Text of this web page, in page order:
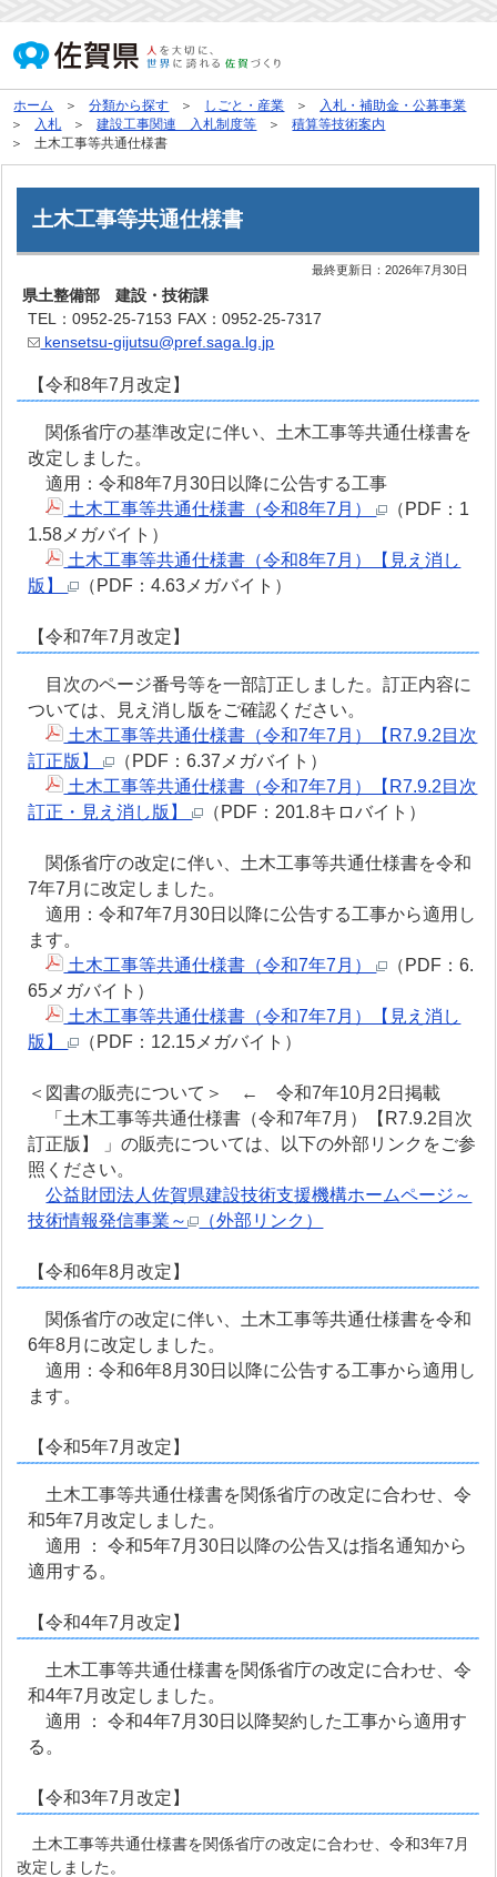
ホーム 分類から探す しごと・産業
入札・補助金・公募事業
入札
建設工事関連 入札制度等
積算等技術案内
土木工事等共通仕様書
土木工事等共通仕様書
最終更新日：2026年7月30日
県土整備部 建設・技術課
TEL：0952-25-7153 FAX：0952-25-7317
kensetsu-gijutsu@pref.saga.lg.jp
【令和8年7月改定】
関係省庁の基準改定に伴い、土木工事等共通仕様書を
改定しました。
適用：令和8年7月30日以降に公告する工事
土木工事等共通仕様書（令和8年7月）
（PDF：1
1.58メガバイト）
土木工事等共通仕様書（令和8年7月）【見え消し
版】
（PDF：4.63メガバイト）
【令和7年7月改定】
目次のページ番号等を一部訂正しました。訂正内容に
ついては、見え消し版をご確認ください。
土木工事等共通仕様書（令和7年7月）【R7.9.2目次
訂正版】
（PDF：6.37メガバイト）
土木工事等共通仕様書（令和7年7月）【R7.9.2目次
訂正・見え消し版】
（PDF：201.8キロバイト）
関係省庁の改定に伴い、土木工事等共通仕様書を令和
7年7月に改定しました。
適用：令和7年7月30日以降に公告する工事から適用し
ます。
土木工事等共通仕様書（令和7年7月）
（PDF：6.
65メガバイト）
土木工事等共通仕様書（令和7年7月）【見え消し
版】
（PDF：12.15メガバイト）
＜図書の販売について＞ ← 令和7年10月2日掲載
「土木工事等共通仕様書（令和7年7月）【R7.9.2目次
訂正版】 」の販売については、以下の外部リンクをご参
照ください。
公益財団法人佐賀県建設技術支援機構ホームページ～
技術情報発信事業～
（外部リンク）
【令和6年8月改定】
関係省庁の改定に伴い、土木工事等共通仕様書を令和
6年8月に改定しました。
適用：令和6年8月30日以降に公告する工事から適用し
ます。
【令和5年7月改定】
土木工事等共通仕様書を関係省庁の改定に合わせ、令
和5年7月改定しました。
適用 ： 令和5年7月30日以降の公告又は指名通知から
適用する。
【令和4年7月改定】
土木工事等共通仕様書を関係省庁の改定に合わせ、令
和4年7月改定しました。
適用 ： 令和4年7月30日以降契約した工事から適用す
る。
【令和3年7月改定】
土木工事等共通仕様書を関係省庁の改定に合わせ、令和3年7月
改定しました。